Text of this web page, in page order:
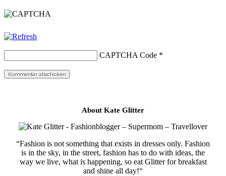
CAPTCHA Code *
About Kate Glitter
“Fashion is not something that exists in dresses only. Fashion
is in the sky, in the street, fashion has to do with ideas, the
way we live, what is happening, so eat Glitter for breakfast
and shine all day!“